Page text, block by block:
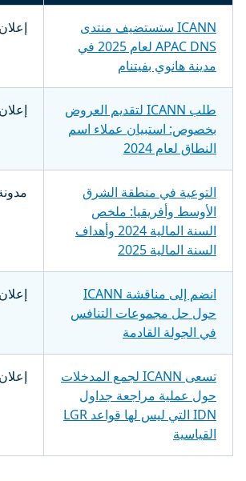
ICANN ستستضيف منتدى
APAC DNS لعام 2025 في
مدينة هانوي بفيتنام
إعلان
طلب ICANN لتقديم العروض
بخصوص: استبيان عملاء اسم
النطاق لعام 2024
إعلان
التوعية في منطقة الشرق
الأوسط وأفريقيا: ملخص
السنة المالية 2024 وأهداف
السنة المالية 2025
مدونة
انضم إلى مناقشة ICANN
حول حل مجموعات التنافس
في الجولة القادمة
إعلان
تسعى ICANN لجمع المدخلات
حول عملية مراجعة جداول
IDN التي ليس لها قواعد LGR
القياسية
إعلان